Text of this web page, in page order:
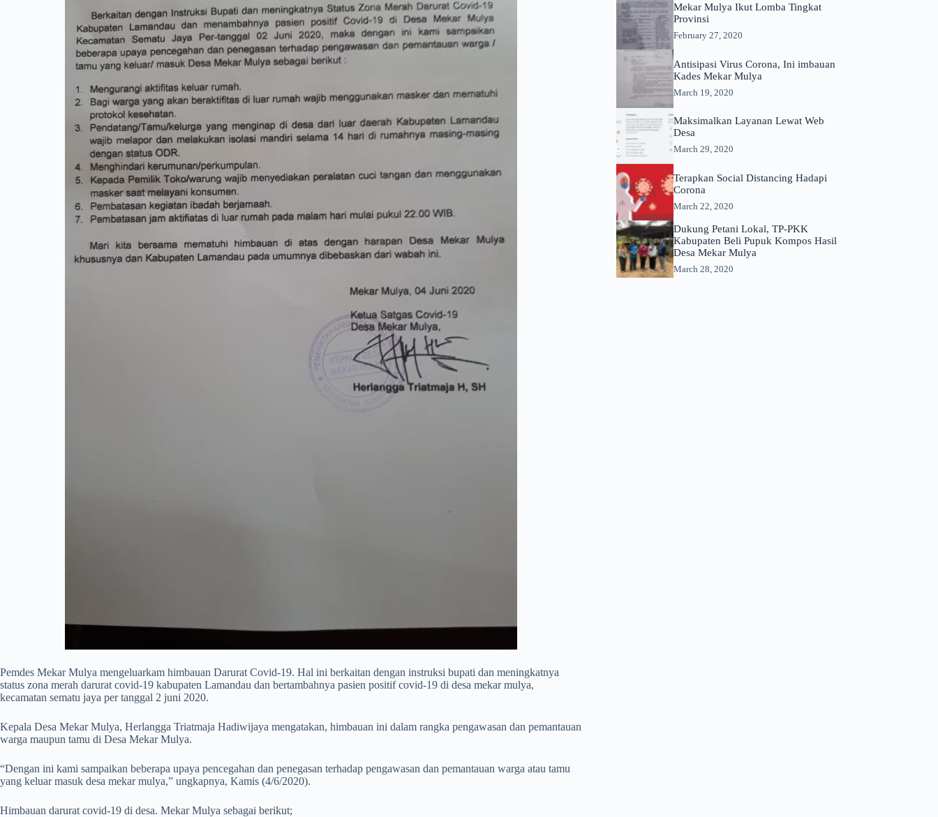
Pemdes Mekar Mulya mengeluarkam himbauan Darurat Covid-19. Hal ini berkaitan dengan instruksi bupati dan meningkatnya
status zona merah darurat covid-19 kabupaten Lamandau dan bertambahnya pasien positif covid-19 di desa mekar mulya,
kecamatan sematu jaya per tanggal 2 juni 2020.
Kepala Desa Mekar Mulya, Herlangga Triatmaja Hadiwijaya mengatakan, himbauan ini dalam rangka pengawasan dan pemantauan
warga maupun tamu di Desa Mekar Mulya.
“Dengan ini kami sampaikan beberapa upaya pencegahan dan penegasan terhadap pengawasan dan pemantauan warga atau tamu
yang keluar masuk desa mekar mulya,” ungkapnya, Kamis (4/6/2020).
Himbauan darurat covid-19 di desa. Mekar Mulya sebagai berikut;
Mekar Mulya Ikut Lomba Tingkat
Provinsi
February 27, 2020
Antisipasi Virus Corona, Ini imbauan
Kades Mekar Mulya
March 19, 2020
Maksimalkan Layanan Lewat Web
Desa
March 29, 2020
Terapkan Social Distancing Hadapi
Corona
March 22, 2020
Dukung Petani Lokal, TP-PKK
Kabupaten Beli Pupuk Kompos Hasil
Desa Mekar Mulya
March 28, 2020